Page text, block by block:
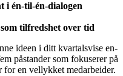
i én-til-én-dialogen
tilfredshet over tid
ideen i ditt kvartalsvise en-
påstander som fokuserer på
en vellykket medarbeider.